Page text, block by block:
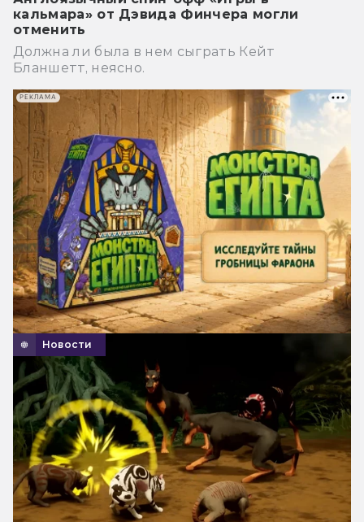
кальмара» от Дэвида Финчера могли
отменить
Должна ли была в нем сыграть Кейт
Бланшетт, неясно.
Новости
РЕКЛАМА